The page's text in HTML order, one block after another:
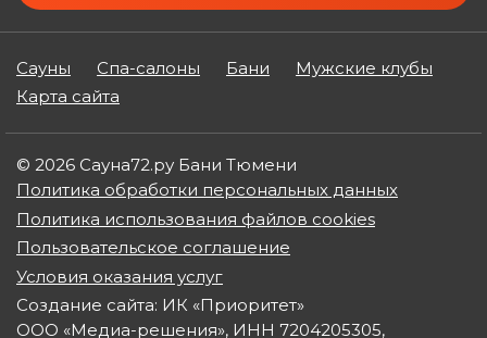
Сауны Спа-салоны Бани
Мужские клубы
Карта сайта
© 2026 Сауна72.ру Бани Тюмени
Политика обработки персональных данных
Политика использования файлов cookies
Пользовательское соглашение
Условия оказания услуг
Создание сайта: ИК «Приоритет»
ООО «Медиа-решения», ИНН 7204205305,